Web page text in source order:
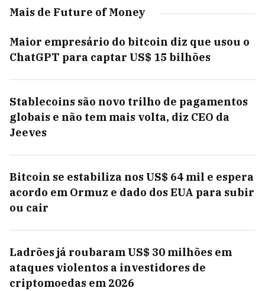
Mais de Future of Money
Maior empresário do bitcoin diz que usou o
ChatGPT para captar US$ 15 bilhões
Stablecoins são novo trilho de pagamentos
globais e não tem mais volta, diz CEO da
Jeeves
Bitcoin se estabiliza nos US$ 64 mil e espera
acordo em Ormuz e dado dos EUA para subir
ou cair
Ladrões já roubaram US$ 30 milhões em
ataques violentos a investidores de
criptomoedas em 2026